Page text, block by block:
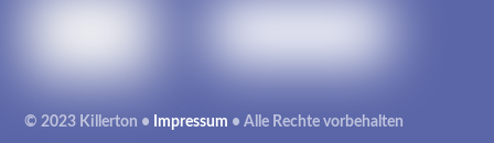
© 2023 Killerton • Impressum • Alle Rechte vorbehalten